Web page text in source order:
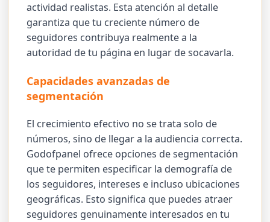
actividad realistas. Esta atención al detalle
garantiza que tu creciente número de
seguidores contribuya realmente a la
autoridad de tu página en lugar de socavarla.
Capacidades avanzadas de
segmentación
El crecimiento efectivo no se trata solo de
números, sino de llegar a la audiencia correcta.
Godofpanel ofrece opciones de segmentación
que te permiten especificar la demografía de
los seguidores, intereses e incluso ubicaciones
geográficas. Esto significa que puedes atraer
seguidores genuinamente interesados en tu